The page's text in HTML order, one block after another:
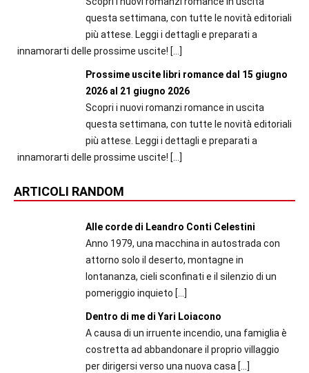
questa settimana, con tutte le novità editoriali
più attese. Leggi i dettagli e preparati a
innamorarti delle prossime uscite! […]
Prossime uscite libri romance dal 15 giugno
2026 al 21 giugno 2026
Scopri i nuovi romanzi romance in uscita
questa settimana, con tutte le novità editoriali
più attese. Leggi i dettagli e preparati a
innamorarti delle prossime uscite! […]
ARTICOLI RANDOM
Alle corde di Leandro Conti Celestini
Anno 1979, una macchina in autostrada con
attorno solo il deserto, montagne in
lontananza, cieli sconfinati e il silenzio di un
pomeriggio inquieto […]
Dentro di me di Yari Loiacono
A causa di un irruente incendio, una famiglia è
costretta ad abbandonare il proprio villaggio
per dirigersi verso una nuova casa […]